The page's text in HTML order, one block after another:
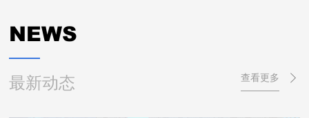
NEWS
最新动态 查看更多